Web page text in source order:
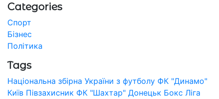
Categories
Спорт
Бізнес
Політика
Tags
Національна збірна України з футболу ФК "Динамо"
Київ Півзахисник ФК "Шахтар" Донецьк Бокс Ліга